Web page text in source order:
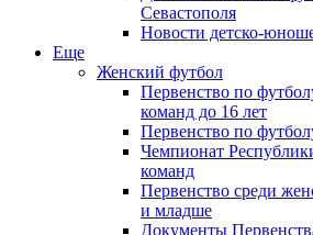
Севастополя
Новости детско-
Еще
Женский футбол
Первенство по
команд до 16 лет
Первенство по
Чемпионат
команд
Первенство среди
и младше
Документы